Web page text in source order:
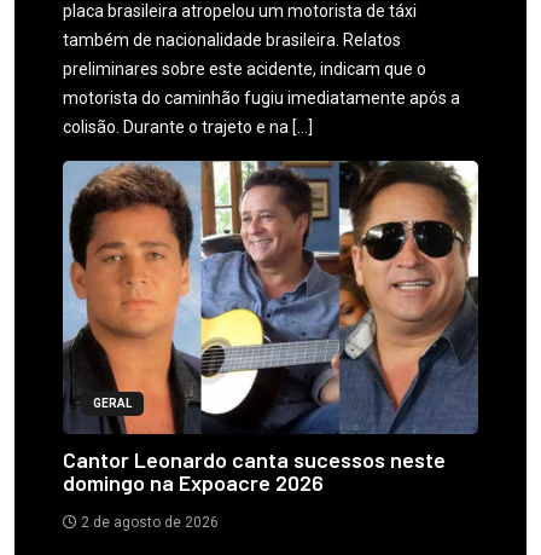
placa brasileira atropelou um motorista de táxi
também de nacionalidade brasileira. Relatos
preliminares sobre este acidente, indicam que o
motorista do caminhão fugiu imediatamente após a
colisão. Durante o trajeto e na […]
GERAL
Cantor Leonardo canta sucessos neste
domingo na Expoacre 2026
2 de agosto de 2026